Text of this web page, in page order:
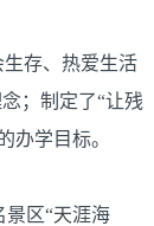
存、热爱生活
；制定了“让残
办学目标。
区“天涯海